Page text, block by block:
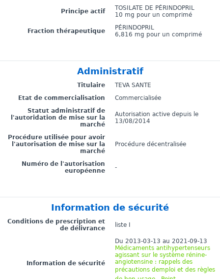
Principe actif
TOSILATE DE PÉRINDOPRIL
10 mg pour un comprimé
Fraction thérapeutique
PÉRINDOPRIL
6,816 mg pour un comprimé
Administratif
Titulaire
TEVA SANTE
Etat de commercialisation
Commercialisée
Statut administratif de
l'autoridation de mise sur la
marché
Autorisation active depuis le
13/08/2014
Procédure utilisée pour avoir
l'autorisation de mise sur la
marché
Procédure décentralisée
Numéro de l'autorisation
européenne
-
Information de sécurité
Conditions de prescription et
de délivrance
liste I
Information de sécurité
Du 2013-03-13 au 2021-09-13
Médicaments antihypertenseurs
agissant sur le système rénine-
angiotensine : rappels des
précautions demploi et des règles